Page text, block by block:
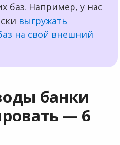
баз. Например, у нас
выгружать
на свой внешний
банки
— 6